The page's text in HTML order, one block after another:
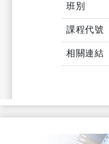
班別
課程代號
相關連結